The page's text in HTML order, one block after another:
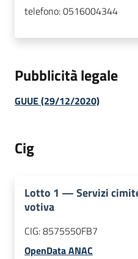
telefono:0516004344
Pubblicità legale
GUUE (29/12/2020)
Cig
Lotto 1 —Servizi
votiva
CIG:8575550FB7
OpenData ANAC